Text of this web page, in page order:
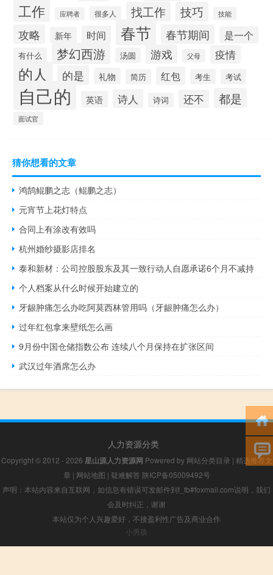
工作 应聘者 很多人 找工作 技巧 技能
攻略 新年 时间 春节 春节期间 是一个
有什么 梦幻西游 汤圆 游戏 父母 疫情
的人 的是 礼物 简历 红包 考生 考试
自己的 英语 诗人 诗词 还不 都是
面试官
猜你想看的文章
鸿鹄鲲鹏之志（鲲鹏之志）
元宵节上花灯特点
合同上有涂改有效吗
杭州婚纱摄影店排名
泰和新材：公司控股股东及其一致行动人自愿承诺6个月不减持
个人档案从什么时候开始建立的
牙龈肿痛怎么办吃阿莫西林管用吗（牙龈肿痛怎么办）
过年红包拿来壁纸怎么画
9月份中国仓储指数公布 连续八个月保持在扩张区间
武汉过年酒席怎么办
人力资源分类
Copyright © 2012 - 2026 星山源人力资源网 Powered by 网站分类目录 | 精选推荐文
章 | 网站地图 | 疑难解答 陕ICP备05009492号
声明：本站内容来自互联网，如信息有错误可发邮件到f_fb#foxmail.com说明，我们
会及时纠正，谢谢
本站仅为个人兴趣爱好，不接盈利性广告及商业合作
小男孩